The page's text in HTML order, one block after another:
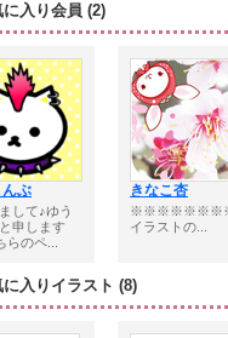
に入り会員 (2)
ぶ
して♪ゆう
申します
らのペ...
きなこ杏
イラストの...
に入りイラスト (8)